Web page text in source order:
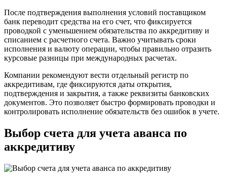
После подтверждения выполнения условий поставщиком
банк переводит средства на его счет, что фиксируется
проводкой с уменьшением обязательства по аккредитиву и
списанием с расчетного счета. Важно учитывать сроки
исполнения и валюту операции, чтобы правильно отразить
курсовые разницы при международных расчетах.
Компании рекомендуют вести отдельный регистр по
аккредитивам, где фиксируются даты открытия,
подтверждения и закрытия, а также реквизиты банковских
документов. Это позволяет быстро формировать проводки и
контролировать исполнение обязательств без ошибок в учете.
Выбор счета для учета аванса по
аккредитиву